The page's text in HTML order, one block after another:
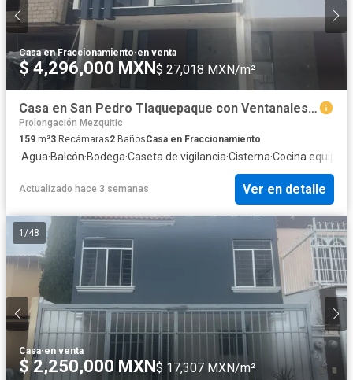
Casa en Fraccionamiento·en venta
$ 4,296,000 MXN$ 27,018 MXN/m²
Casa en San Pedro Tlaquepaque con Ventanales Panorámicos y Diseño Moderno
Prolongación Mezquitic
159 m²3 Recámaras2 BañosCasa en Fraccionamiento
·Agua·Balcón·Bodega·Caseta de vigilancia·Cisterna·Cocina
Actualizado hace 3 semanas Ver en detalle
1 /48
Casa·en venta
$ 2,250,000 MXN$ 17,307 MXN/m²